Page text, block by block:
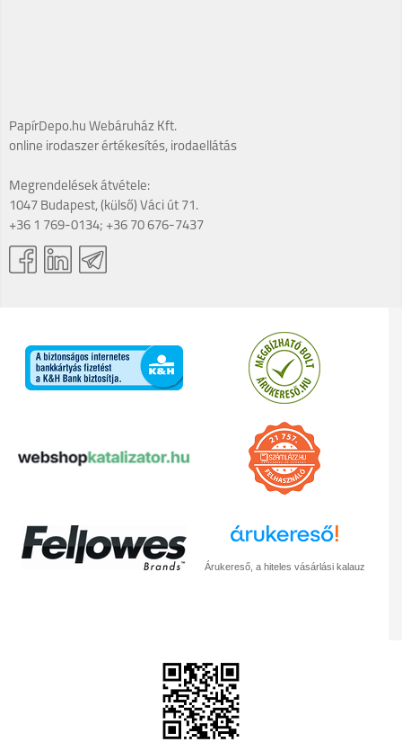
PapírDepo.hu Webáruház Kft.
online irodaszer értékesítés, irodaellátás
Megrendelések átvétele:
1047 Budapest, (külső) Váci út 71.
+36 1 769-0134; +36 70 676-7437
Árukereső, a hiteles vásárlási kalauz